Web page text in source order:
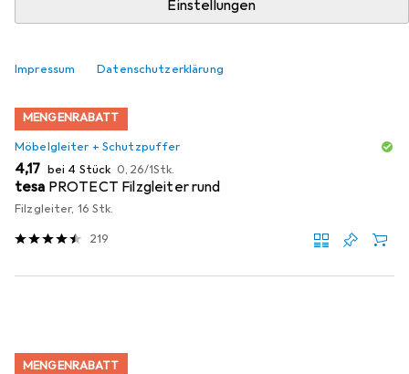
Einstellungen
Impressum Datenschutzerklärung
MENGENRABATT
Möbelgleiter + Schutzpuffer
EUR
4,17 bei 4 Stück EUR
0,26/1Stk.
tesa PROTECT Filzgleiter rund
Filzgleiter, 16 Stk.
219
MENGENRABATT